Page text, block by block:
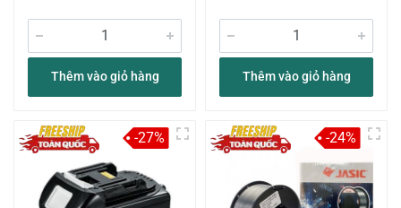
Thêm vào giỏ hàng Thêm vào giỏ hàng
-27% -24%